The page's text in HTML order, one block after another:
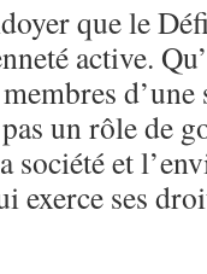
que le
active.
un rôle de
société et
exerce ses